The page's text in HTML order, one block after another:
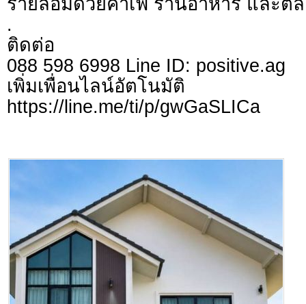
.
ติดต่อ
088 598 6998 Line ID: positive.ag
เพิ่มเพื่อนไลน์อัต
https://line.me/ti/p/gwGaSLICa